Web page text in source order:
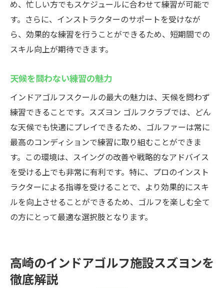
め、忙しい方でもスケジュールに合わせて練習が可能で
す。さらに、インストラクターのサポートを受けなが
ら、効果的な練習を行うことができるため、短期間での
スキル向上が期待できます。
天候を問わない練習の魅力
インドアゴルフスクールの最大の魅力は、天候を問わず
練習できることです。スズヨン ゴルフクラブでは、どん
な天候でも快適にプレイできるため、ゴルファーは常に
最高のコンディションで練習に取り組むことができま
す。この環境は、スイングの改善や戦略的なアドバイス
を受ける上でも非常に有利です。特に、プロのインスト
ラクターによる指導を受けることで、より効果的にスキ
ルを向上させることができるため、ゴルフを楽しむ全て
の方にとって最適な選択肢となります。
高崎のインドアゴルフ施設スズヨンを
徹底解説